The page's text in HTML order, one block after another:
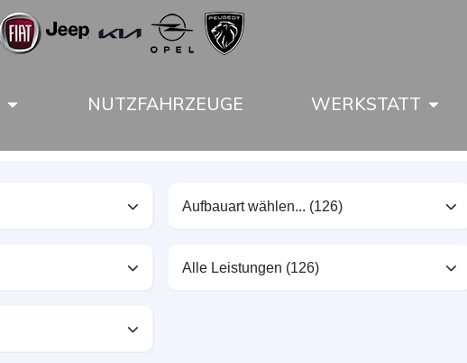
NUTZFAHRZEUGE WERKSTATT